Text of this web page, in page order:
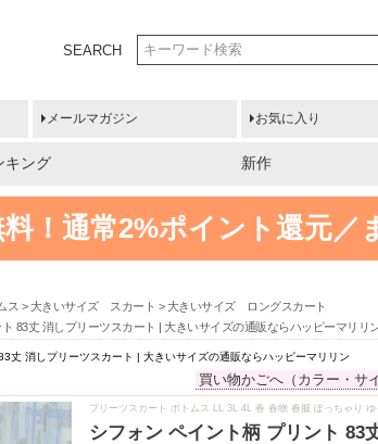
SEARCH
メールマガジン お気に入り
キング 新作
！ 通常2%ポイント還元／
ス 大きいサイズ スカート
大きいサイズ ロングスカート
83丈 消しプリーツスカート | 大きいサイズの通販ならハッピーマリリ
丈 消しプリーツスカート | 大きいサイズの通販ならハッピーマリリン
買い物かごへ（カラー・サ
プリーツスカート ボトムス LL 3L 4L 春 春物 春服 ぽっちゃり
シフォン ペイント柄 プリント 83